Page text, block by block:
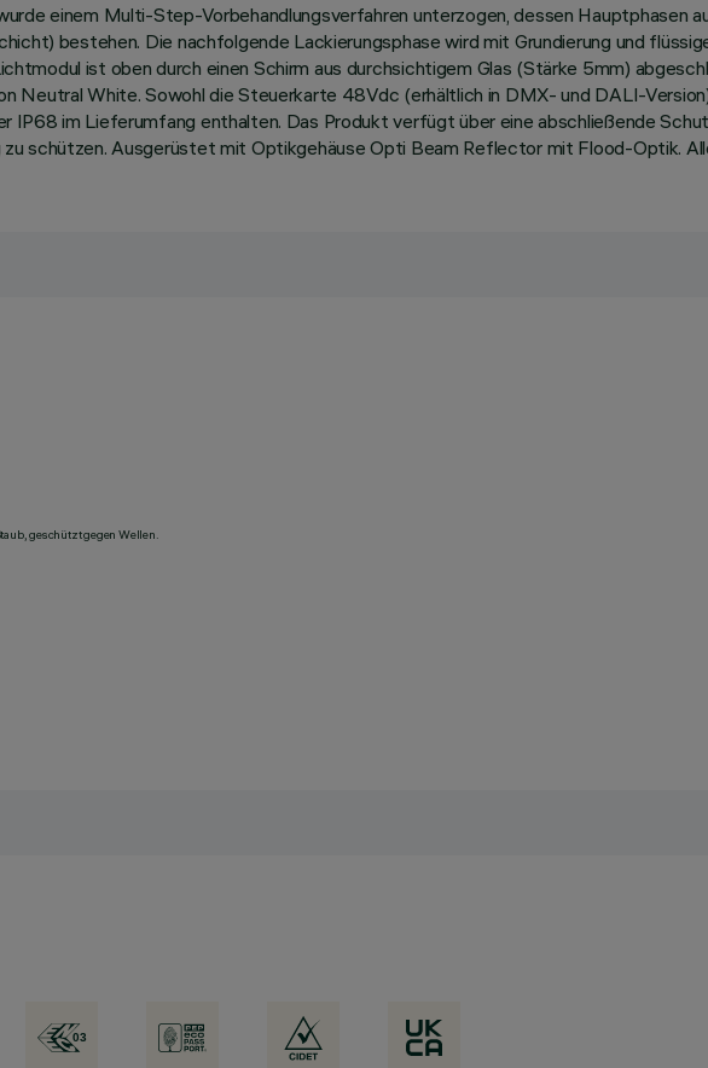
einem Multi-Step-Vorbehandlungsverfahren unterzogen, dessen
bestehen. Die nachfolgende Lackierungsphase wird mit Grundierung und
ist oben durch einen Schirm aus durchsichtigem Glas (Stärke 5mm)
Neutral White. Sowohl die Steuerkarte 48Vdc (erhältlich in DMX- und DALI-
IP68 im Lieferumfang enthalten. Das Produkt verfügt über eine abschließende
zu schützen. Ausgerüstet mit Optikgehäuse Opti Beam Reflector mit Flood-Optik.
geschützt gegen Wellen.